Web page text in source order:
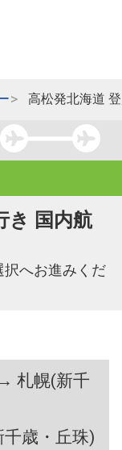
高松発北海道
き 国内航
へお進みくだ
札幌(新千
歳・丘珠)